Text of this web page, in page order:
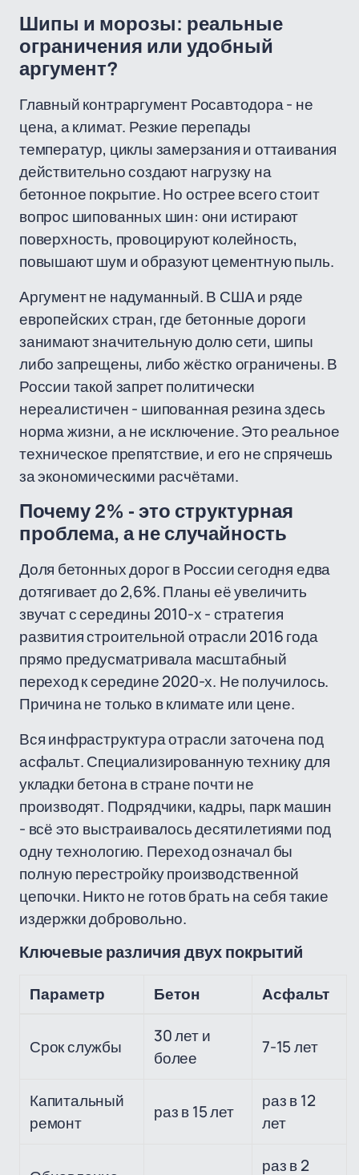
Шипы и морозы: реальные
ограничения или удобный
аргумент?
Главный контраргумент Росавтодора - не
цена, а климат. Резкие перепады
температур, циклы замерзания и оттаивания
действительно создают нагрузку на
бетонное покрытие. Но острее всего стоит
вопрос шипованных шин: они истирают
поверхность, провоцируют колейность,
повышают шум и образуют цементную пыль.
Аргумент не надуманный. В США и ряде
европейских стран, где бетонные дороги
занимают значительную долю сети, шипы
либо запрещены, либо жёстко ограничены. В
России такой запрет политически
нереалистичен - шипованная резина здесь
норма жизни, а не исключение. Это реальное
техническое препятствие, и его не спрячешь
за экономическими расчётами.
Почему 2% - это структурная
проблема, а не случайность
Доля бетонных дорог в России сегодня едва
дотягивает до 2,6%. Планы её увеличить
звучат с середины 2010-х - стратегия
развития строительной отрасли 2016 года
прямо предусматривала масштабный
переход к середине 2020-х. Не получилось.
Причина не только в климате или цене.
Вся инфраструктура отрасли заточена под
асфальт. Специализированную технику для
укладки бетона в стране почти не
производят. Подрядчики, кадры, парк машин
- всё это выстраивалось десятилетиями под
одну технологию. Переход означал бы
полную перестройку производственной
цепочки. Никто не готов брать на себя такие
издержки добровольно.
Ключевые различия двух покрытий
Параметр Бетон Асфальт
Срок службы
30 лет и
более
7-15 лет
Капитальный
ремонт
раз в 15 лет
раз в 12
лет
раз в 2